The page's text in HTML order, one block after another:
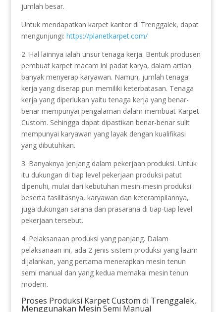
jumlah besar.
Untuk mendapatkan karpet kantor di Trenggalek, dapat
mengunjungi: https://planetkarpet.com/
2. Hal lainnya ialah unsur tenaga kerja. Bentuk produsen
pembuat karpet macam ini padat karya, dalam artian
banyak menyerap karyawan. Namun, jumlah tenaga
kerja yang diserap pun memiliki keterbatasan. Tenaga
kerja yang diperlukan yaitu tenaga kerja yang benar-
benar mempunyai pengalaman dalam membuat Karpet
Custom. Sehingga dapat dipastikan benar-benar sulit
mempunyai karyawan yang layak dengan kualifikasi
yang dibutuhkan.
3. Banyaknya jenjang dalam pekerjaan produksi. Untuk
itu dukungan di tiap level pekerjaan produksi patut
dipenuhi, mulai dari kebutuhan mesin-mesin produksi
beserta fasilitasnya, karyawan dan keterampilannya,
juga dukungan sarana dan prasarana di tiap-tiap level
pekerjaan tersebut.
4. Pelaksanaan produksi yang panjang. Dalam
pelaksanaan ini, ada 2 jenis sistem produksi yang lazim
dijalankan, yang pertama menerapkan mesin tenun
semi manual dan yang kedua memakai mesin tenun
modern.
Proses Produksi Karpet Custom di Trenggalek,
Menggunakan Mesin Semi Manual